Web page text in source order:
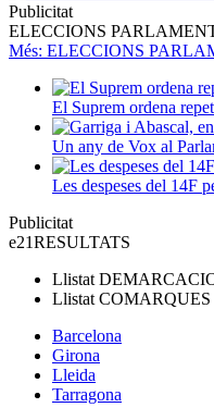
Publicitat
ELECCIONS
Més: ELECCIONS
El Suprem ordena
Un any de Vox al
Les despeses del 14F
Publicitat
e21RESULTATS
Llistat
Llistat COMARQUES
Barcelona
Girona
Lleida
Tarragona